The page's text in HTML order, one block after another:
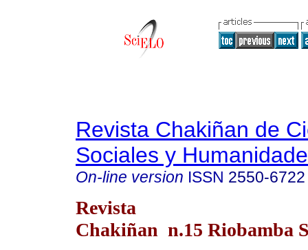
Revista Chakiñan de
Sociales y
On-line version ISSN 2550-6722
Revista
Chakiñan n.15 Riobamba